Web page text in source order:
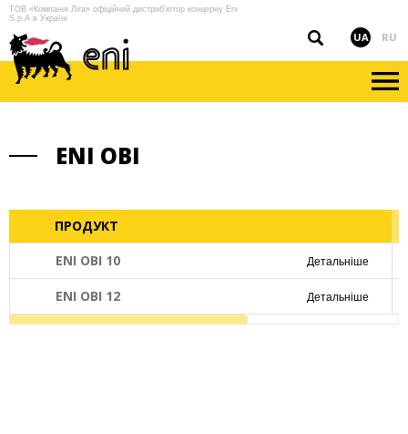
ТОВ «Компанія Ліга» офіційний дистриб'ютор концерну Eni
S.p.A в Україні
UA RU
ENI OBI
ПРОДУКТ
ENI OBI 10
Детальніше
ENI OBI 12 Детальніше